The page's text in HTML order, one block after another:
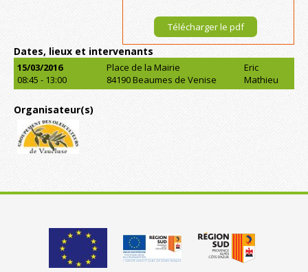
Télécharger le pdf
Dates, lieux et intervenants
15/03/2016
08:45 - 13:00
Place de la Mairie
84190 Beaumes de Venise
Eric
Mathieu
Organisateur(s)